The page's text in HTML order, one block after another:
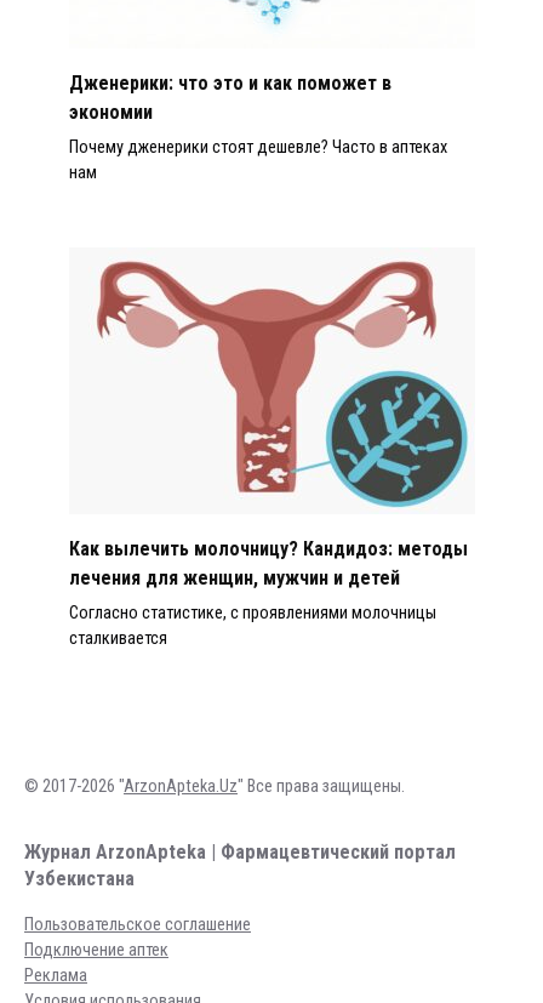
Дженерики: что это и как поможет в
экономии
Почему дженерики стоят дешевле? Часто в аптеках
нам
Как вылечить молочницу? Кандидоз: методы
лечения для женщин, мужчин и детей
Согласно статистике, с проявлениями молочницы
сталкивается
© 2017-2026 "ArzonApteka.Uz" Все права защищены.
Журнал ArzonApteka | Фармацевтический портал
Узбекистана
Пользовательское соглашение
Подключение аптек
Реклама